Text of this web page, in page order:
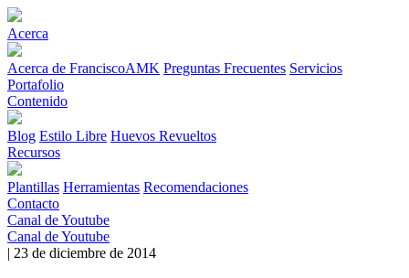
Acerca
Acerca de FranciscoAMK Preguntas Frecuentes Servicios
Portafolio
Contenido
Blog Estilo Libre Huevos Revueltos
Recursos
Plantillas Herramientas Recomendaciones
Contacto
Canal de Youtube
Canal de Youtube
| 23 de diciembre de 2014